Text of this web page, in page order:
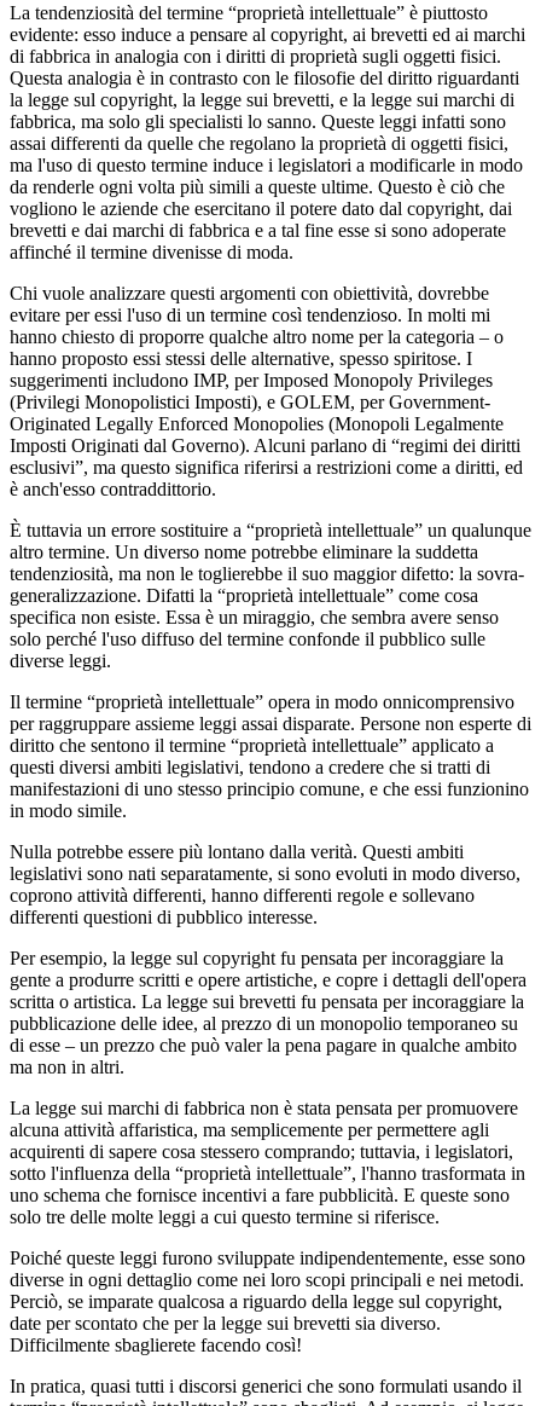
La tendenziosità del termine “proprietà intellettuale” è piuttosto
evidente: esso induce a pensare al copyright, ai brevetti ed ai marchi
di fabbrica in analogia con i diritti di proprietà sugli oggetti fisici.
Questa analogia è in contrasto con le filosofie del diritto riguardanti
la legge sul copyright, la legge sui brevetti, e la legge sui marchi di
fabbrica, ma solo gli specialisti lo sanno. Queste leggi infatti sono
assai differenti da quelle che regolano la proprietà di oggetti fisici,
ma l'uso di questo termine induce i legislatori a modificarle in modo
da renderle ogni volta più simili a queste ultime. Questo è ciò che
vogliono le aziende che esercitano il potere dato dal copyright, dai
brevetti e dai marchi di fabbrica e a tal fine esse si sono adoperate
affinché il termine divenisse di moda.
Chi vuole analizzare questi argomenti con obiettività, dovrebbe
evitare per essi l'uso di un termine così tendenzioso. In molti mi
hanno chiesto di proporre qualche altro nome per la categoria – o
hanno proposto essi stessi delle alternative, spesso spiritose. I
suggerimenti includono IMP, per Imposed Monopoly Privileges
(Privilegi Monopolistici Imposti), e GOLEM, per Government-
Originated Legally Enforced Monopolies (Monopoli Legalmente
Imposti Originati dal Governo). Alcuni parlano di “regimi dei diritti
esclusivi”, ma questo significa riferirsi a restrizioni come a diritti, ed
è anch'esso contraddittorio.
È tuttavia un errore sostituire a “proprietà intellettuale” un qualunque
altro termine. Un diverso nome potrebbe eliminare la suddetta
tendenziosità, ma non le toglierebbe il suo maggior difetto: la sovra-
generalizzazione. Difatti la “proprietà intellettuale” come cosa
specifica non esiste. Essa è un miraggio, che sembra avere senso
solo perché l'uso diffuso del termine confonde il pubblico sulle
diverse leggi.
Il termine “proprietà intellettuale” opera in modo onnicomprensivo
per raggruppare assieme leggi assai disparate. Persone non esperte di
diritto che sentono il termine “proprietà intellettuale” applicato a
questi diversi ambiti legislativi, tendono a credere che si tratti di
manifestazioni di uno stesso principio comune, e che essi funzionino
in modo simile.
Nulla potrebbe essere più lontano dalla verità. Questi ambiti
legislativi sono nati separatamente, si sono evoluti in modo diverso,
coprono attività differenti, hanno differenti regole e sollevano
differenti questioni di pubblico interesse.
Per esempio, la legge sul copyright fu pensata per incoraggiare la
gente a produrre scritti e opere artistiche, e copre i dettagli dell'opera
scritta o artistica. La legge sui brevetti fu pensata per incoraggiare la
pubblicazione delle idee, al prezzo di un monopolio temporaneo su
di esse – un prezzo che può valer la pena pagare in qualche ambito
ma non in altri.
La legge sui marchi di fabbrica non è stata pensata per promuovere
alcuna attività affaristica, ma semplicemente per permettere agli
acquirenti di sapere cosa stessero comprando; tuttavia, i legislatori,
sotto l'influenza della “proprietà intellettuale”, l'hanno trasformata in
uno schema che fornisce incentivi a fare pubblicità. E queste sono
solo tre delle molte leggi a cui questo termine si riferisce.
Poiché queste leggi furono sviluppate indipendentemente, esse sono
diverse in ogni dettaglio come nei loro scopi principali e nei metodi.
Perciò, se imparate qualcosa a riguardo della legge sul copyright,
date per scontato che per la legge sui brevetti sia diverso.
Difficilmente sbaglierete facendo così!
In pratica, quasi tutti i discorsi generici che sono formulati usando il